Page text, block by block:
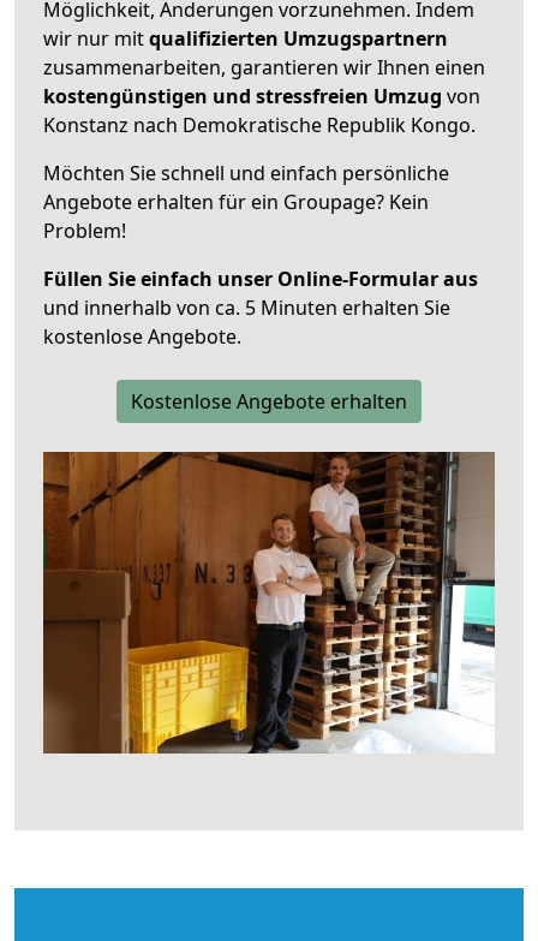
Möglichkeit, Änderungen vorzunehmen. Indem
wir nur mitqualifizierten Umzugspartnern
zusammenarbeiten, garantieren wir Ihnen einen
kostengünstigen und stressfreien Umzug von
Konstanz nach Demokratische Republik Kongo.
Möchten Sie schnell und einfach persönliche
Angebote erhalten für ein Groupage? Kein
Problem!
Füllen Sie einfach unser Online-Formular aus
und innerhalb von ca. 5 Minuten erhalten Sie
kostenlose Angebote.
Kostenlose Angebote erhalten